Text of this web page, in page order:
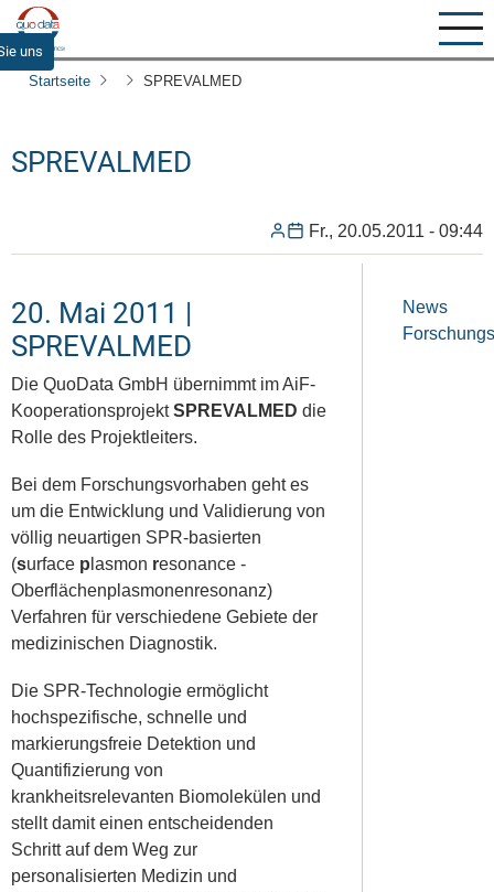
Direkt
zum
uns
Startseite
SPREVALMED
SPREVALMED
Fr., 20.05.2011 - 09:44
20. Mai 2011 |
SPREVALMED
Die QuoData GmbH übernimmt im AiF-
KooperationsprojektSPREVALMED die
Rolle des Projektleiters.
Bei dem Forschungsvorhaben geht es
um die Entwicklung und Validierung von
völlig neuartigen SPR-basierten
(surface p lasmon resonance -
Oberflächenplasmonenresonanz)
Verfahren für verschiedene Gebiete der
medizinischen Diagnostik.
Die SPR-Technologie ermöglicht
hochspezifische, schnelle und
markierungsfreie Detektion und
Quantifizierung von
krankheitsrelevanten Biomolekülen und
stellt damit einen entscheidenden
Schritt auf dem Weg zur
personalisierten Medizin und
News